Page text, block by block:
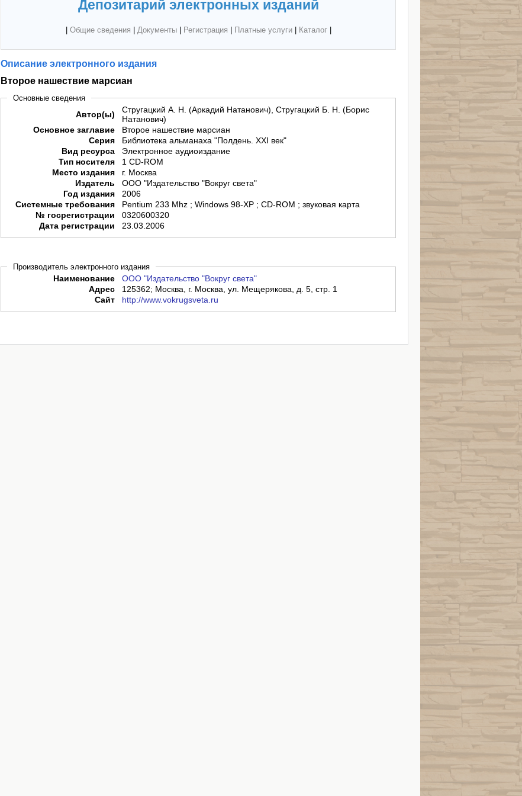
Депозитарий электронных изданий
Общие сведения Документы| Регистрация Платные услуги| Каталог|
Описание электронного издания
Второе нашествие марсиан
Основные сведения
Автор(ы)
Стругацкий А. Н. (Аркадий Натанович), Стругацкий Б. Н. (Борис
Натанович)
Основное заглавие
Второе нашествие марсиан
Серия
Библиотека альманаха "Полдень. ХХI век"
Вид ресурса
Электронное аудиоиздание
Тип носителя
1 CD-ROM
Место издания
г. Москва
Издатель
ООО "Издательство "Вокруг света"
Год издания
2006
Системные требования
Pentium 233 Mhz ; Windows 98-XP ; CD-ROM ; звуковая карта
№ госрегистрации
0320600320
Дата регистрации
23.03.2006
Производитель электронного издания
Наименование
ООО "Издательство "Вокруг света"
Адрес
125362; Москва, г. Москва, ул. Мещерякова, д. 5, стр. 1
Сайт
http://www.vokrugsveta.ru